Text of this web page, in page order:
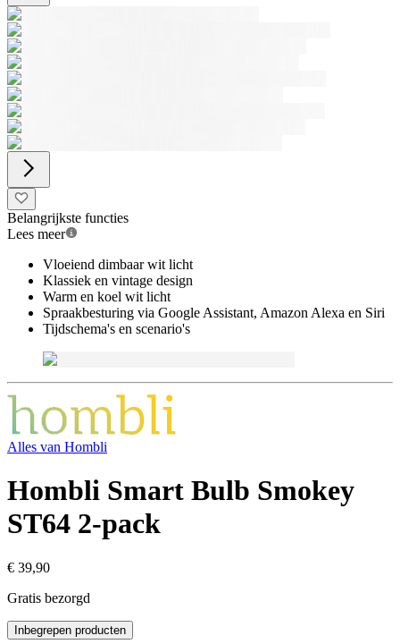
Belangrijkste functies
Lees meer
Vloeiend dimbaar wit licht
Klassiek en vintage design
Warm en koel wit licht
Spraakbesturing via Google Assistant, Amazon Alexa en Siri
Tijdschema's en scenario's
Alles van Hombli
Hombli Smart Bulb Smokey
ST64 2-pack
€ 39,90
Gratis bezorgd
Inbegrepen producten